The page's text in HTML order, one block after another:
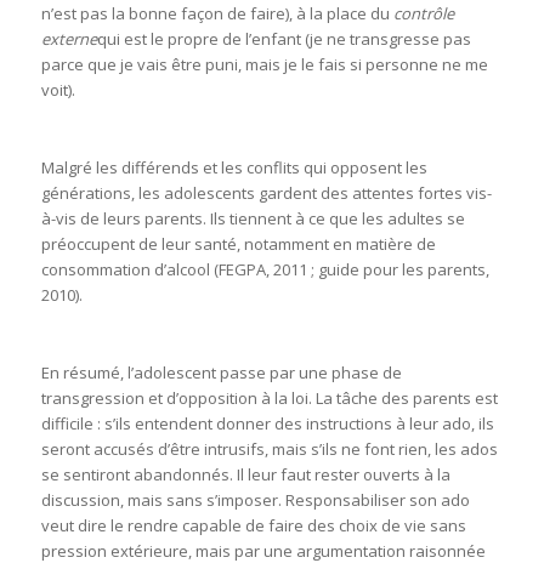
n’est pas la bonne façon de faire), à la place du contrôle
externequi est le propre de l’enfant (je ne transgresse pas
parce que je vais être puni, mais je le fais si personne ne me
voit).
Malgré les différends et les conflits qui opposent les
générations, les adolescents gardent des attentes fortes vis-
à-vis de leurs parents. Ils tiennent à ce que les adultes se
préoccupent de leur santé, notamment en matière de
consommation d’alcool (FEGPA, 2011 ; guide pour les parents,
2010).
En résumé, l’adolescent passe par une phase de
transgression et d’opposition à la loi. La tâche des parents est
difficile : s’ils entendent donner des instructions à leur ado, ils
seront accusés d’être intrusifs, mais s’ils ne font rien, les ados
se sentiront abandonnés. Il leur faut rester ouverts à la
discussion, mais sans s’imposer. Responsabiliser son ado
veut dire le rendre capable de faire des choix de vie sans
pression extérieure, mais par une argumentation raisonnée